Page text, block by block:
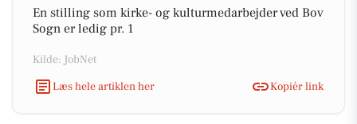
En stilling som kirke- og kulturmedarbejder ved Bov
Sogn er ledig pr. 1
Kilde: JobNet
Læs hele artiklen her
Kopiér link